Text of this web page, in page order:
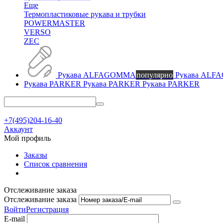
Еще
Термопластиковые рукава и трубки
POWERMASTER
VERSO
ZEC
Рукава ALFAGOMMAпопулярно Рукава
Рукава PARKER Рукава PARKER
+7(495)204-16-40
Аккаунт
Мой профиль
Заказы
Список сравнения
Отслеживание заказа
Отслеживание заказа
ВойтиРегистрация
E-mail